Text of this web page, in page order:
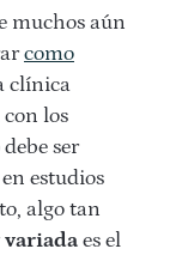
muchos aún
como
clínica
los
ser
estudios
algo tan
variada es el